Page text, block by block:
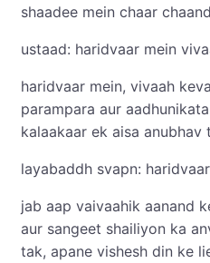
shaadee mein chaar
ustaad: haridvaar mein
haridvaar mein, vivaah
parampara aur
kalaakaar ek aisa
layabaddh svapn:
jab aap vaivaahik aanand
aur sangeet shailiyon ka
tak, apane vishesh din ke